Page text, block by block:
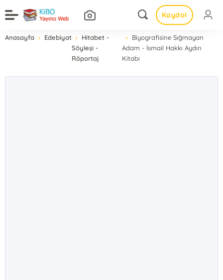
Kaydol
Anasayfa Edebiyat
Hitabet -
Söyleşi -
Röportaj
Biyografisine Sığmayan
Adam - İsmail Hakkı Aydın
Kitabı